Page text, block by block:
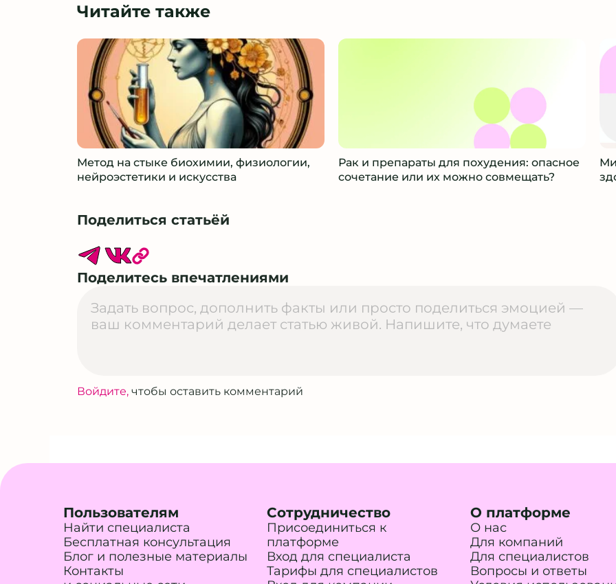
Читайте также
Метод на стыке биохимии, физиологии,
нейроэстетики и искусства
Рак и препараты для похудения: опасное
сочетание или их можно совмещать?
Поделиться статьёй
Поделитесь впечатлениями
Войдите, чтобы оставить комментарий
Пользователям
Найти специалиста
Бесплатная консультация
Блог и полезные материалы
Контакты
Сотрудничество
Присоединиться к
платформе
Вход для специалиста
Тарифы для специалистов
О платформе
О нас
Для компаний
Для специалистов
Вопросы и ответы